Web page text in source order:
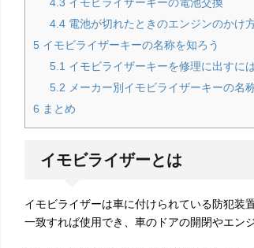
4.4 電池が切れたときのエンジンのかけ
5 イモビライザーキーの名称を知ろう
5.1 イモビライザーキーを修理に出すに
5.2 メーカー別イモビライザーキーの名
6 まとめ
イモビライザーとは
イモビライザーは車に付けられている防犯装
一致すれば使用でき、車のドアの開閉やエン